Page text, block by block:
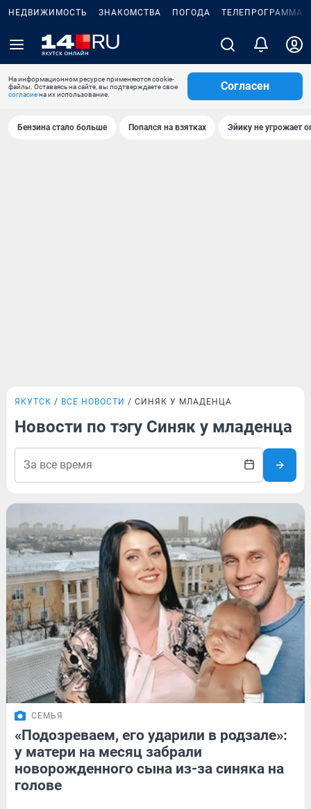
НЕДВИЖИМОСТЬ ЗНАКОМСТВА ПОГОДА ТЕЛЕПРОГРАММА
На информационном ресурсе применяются cookie-
файлы. Оставаясь на сайте, вы подтверждаете свое
согласиена их использование.
Согласен
Бензина стало больше Попался на взятках Эйику не угрожает
ЯКУТСК ВСЕ НОВОСТИ СИНЯК У МЛАДЕНЦА
Новости по тэгу Синяк у младенца
СЕМЬЯ
«Подозреваем, его ударили в родзале»:
у матери на месяц забрали
новорожденного сына из-за синяка на
голове